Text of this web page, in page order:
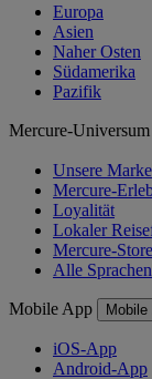
Europa
Asien
Naher Osten
Südamerika
Pazifik
Mercure-Universum
Unsere Marke
Mercure-
Loyalität
Lokaler
Mercure-Store
Alle Sprachen
Mobile App Mobile
iOS-App
Android-App